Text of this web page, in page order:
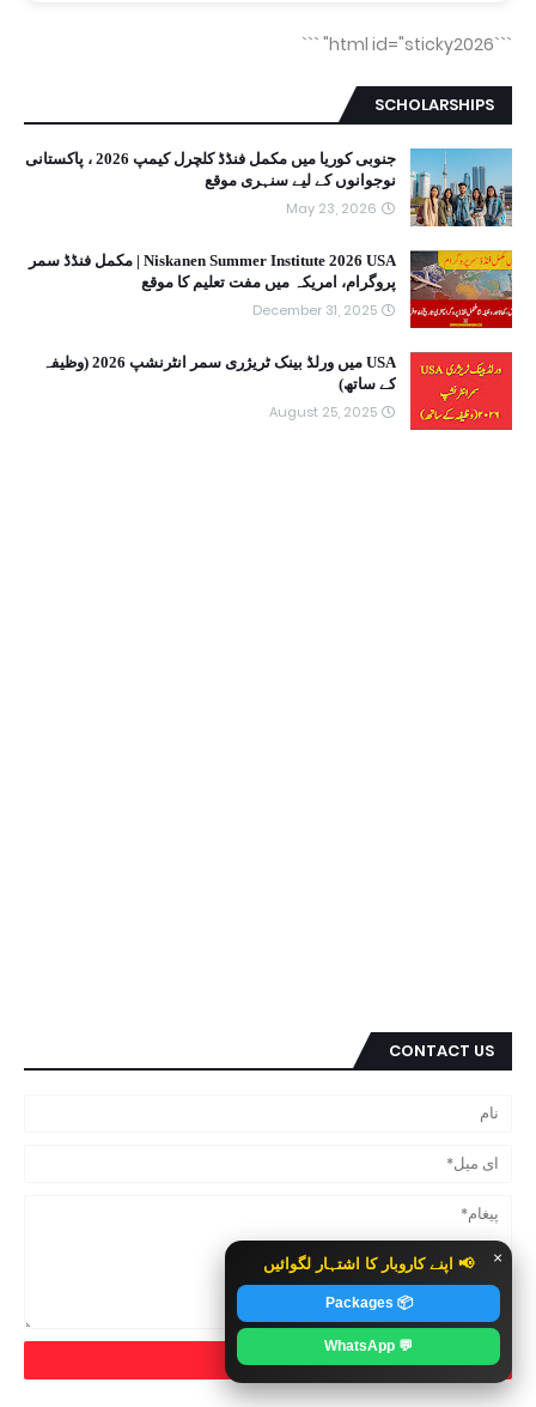
```html id="sticky2026"
× 📢 اپنے کاروبار کا اشتہار لگوائیں
📦 Packages
💬 WhatsApp
```
SCHOLARSHIPS
جنوبی کوریا میں مکمل فنڈڈ کلچرل کیمپ 2026 ، پاکستانی
نوجوانوں کے لیے سنہری موقع
May 23, 2026
Niskanen Summer Institute 2026 USA | مکمل فنڈڈ سمر
پروگرام، امریکہ میں مفت تعلیم کا موقع
December 31, 2025
USA میں ورلڈ بینک ٹریژری سمر انٹرنشپ 2026 (وظیفہ
کے ساتھ)
August 25, 2025
CONTACT US